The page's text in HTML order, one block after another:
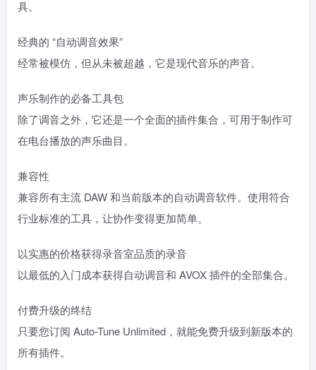
具。
经典的 “自动调音效果”
经常被模仿，但从未被超越，它是现代音乐的声音。
声乐制作的必备工具包
除了调音之外，它还是一个全面的插件集合，可用于制作可
在电台播放的声乐曲目。
兼容性
兼容所有主流 DAW 和当前版本的自动调音软件。使用符合
行业标准的工具，让协作变得更加简单。
以实惠的价格获得录音室品质的录音
以最低的入门成本获得自动调音和 AVOX 插件的全部集合。
付费升级的终结
只要您订阅 Auto-Tune Unlimited，就能免费升级到新版本的
所有插件。